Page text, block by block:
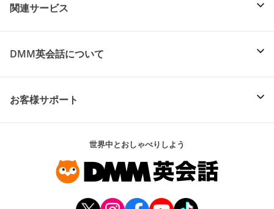
関連サービス
DMM英会話について
お客様サポート
世界中とおしゃべりしよう